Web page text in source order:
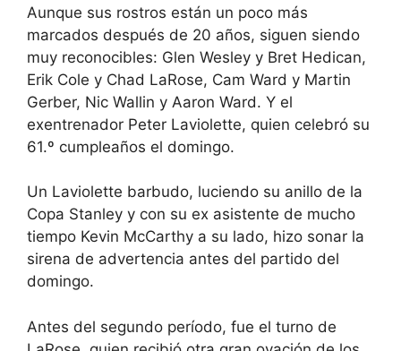
Aunque sus rostros están un poco más
marcados después de 20 años, siguen siendo
muy reconocibles: Glen Wesley y Bret Hedican,
Erik Cole y Chad LaRose, Cam Ward y Martin
Gerber, Nic Wallin y Aaron Ward. Y el
exentrenador Peter Laviolette, quien celebró su
61.º cumpleaños el domingo.
Un Laviolette barbudo, luciendo su anillo de la
Copa Stanley y con su ex asistente de mucho
tiempo Kevin McCarthy a su lado, hizo sonar la
sirena de advertencia antes del partido del
domingo.
Antes del segundo período, fue el turno de